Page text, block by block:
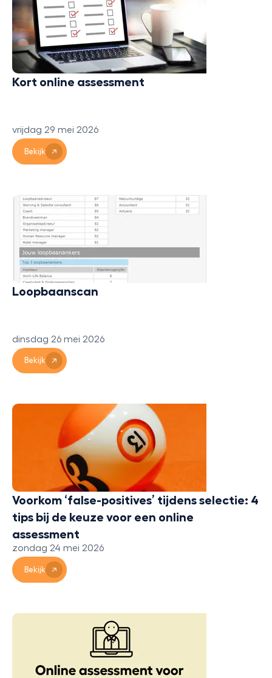
Kort online assessment
vrijdag 29 mei 2026
Bekijk
Loopbaanscan
dinsdag 26 mei 2026
Bekijk
Voorkom ‘false-positives’ tijdens selectie: 4
tips bij de keuze voor een online
assessment
zondag 24 mei 2026
Bekijk